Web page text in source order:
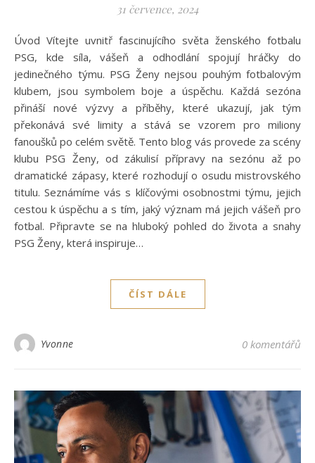
31 července, 2024
Úvod Vítejte uvnitř fascinujícího světa ženského fotbalu
PSG, kde síla, vášeň a odhodlání spojují hráčky do
jedinečného týmu. PSG Ženy nejsou pouhým fotbalovým
klubem, jsou symbolem boje a úspěchu. Každá sezóna
přináší nové výzvy a příběhy, které ukazují, jak tým
překonává své limity a stává se vzorem pro miliony
fanoušků po celém světě. Tento blog vás provede za scény
klubu PSG Ženy, od zákulisí přípravy na sezónu až po
dramatické zápasy, které rozhodují o osudu mistrovského
titulu. Seznámíme vás s klíčovými osobnostmi týmu, jejich
cestou k úspěchu a s tím, jaký význam má jejich vášeň pro
fotbal. Připravte se na hluboký pohled do života a snahy
PSG Ženy, která inspiruje…
ČÍST DÁLE
Yvonne 0 komentářů